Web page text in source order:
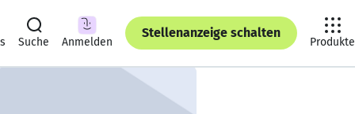
Suche Anmelden
Stellenanzeige schalten
Produkte